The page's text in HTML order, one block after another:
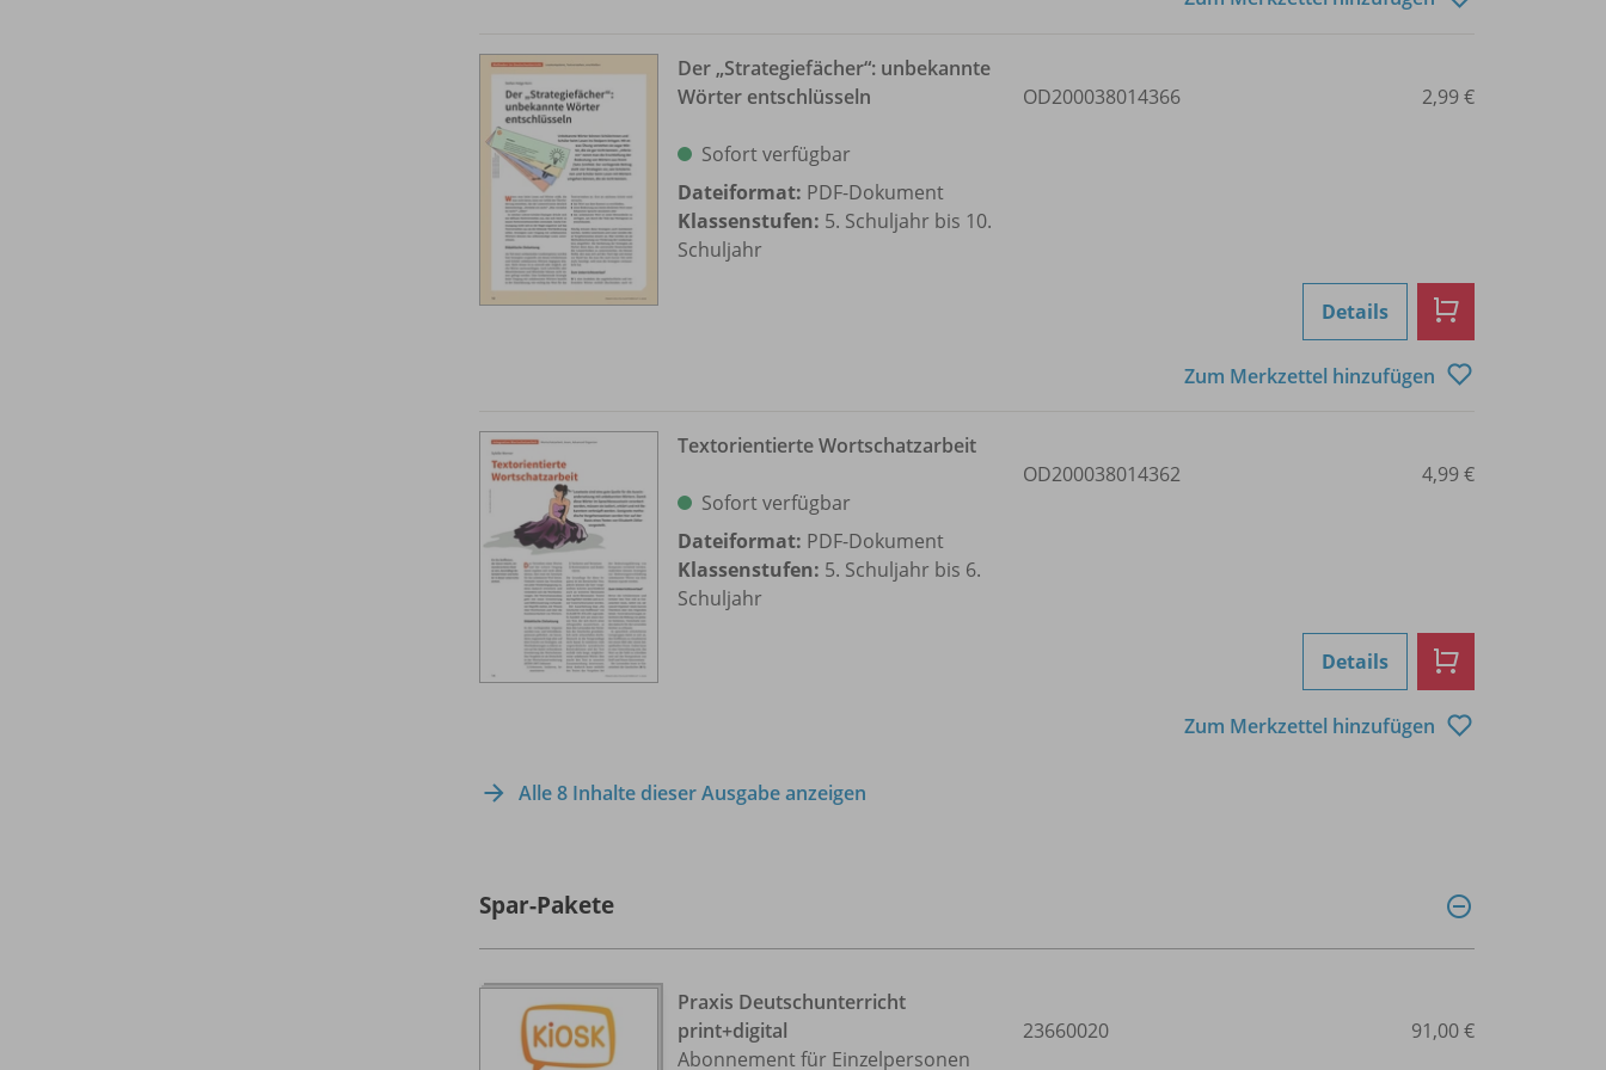
Der „Strategiefächer“: unbekannte
Wörter entschlüsseln
Sofort verfügbar
Dateiformat: PDF-Dokument
Klassenstufen: 5. Schuljahr bis 10.
Schuljahr
OD200038014366 2,99 €
Details
Zum Merkzettel hinzufügen
Textorientierte Wortschatzarbeit
Sofort verfügbar
Dateiformat: PDF-Dokument
Klassenstufen: 5. Schuljahr bis 6.
Schuljahr
OD200038014362 4,99 €
Details
Zum Merkzettel hinzufügen
Alle 8 Inhalte dieser Ausgabe anzeigen
Spar-Pakete
Praxis Deutschunterricht
print+digital
Abonnement für Einzelpersonen
23660020 91,00 €